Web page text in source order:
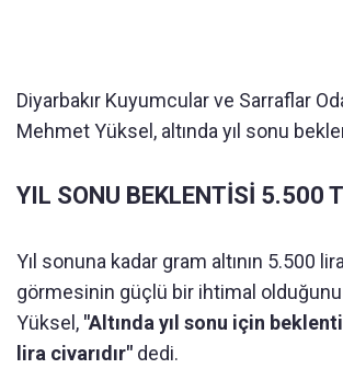
Diyarbakır Kuyumcular ve Sarraflar
Mehmet Yüksel, altında yıl sonu
YIL SONU BEKLENTİSİ 5.500
Yıl sonuna kadar gram altının 5.500
görmesinin güçlü bir ihtimal
Yüksel, "Altında yıl sonu için
lira civarıdır" dedi.